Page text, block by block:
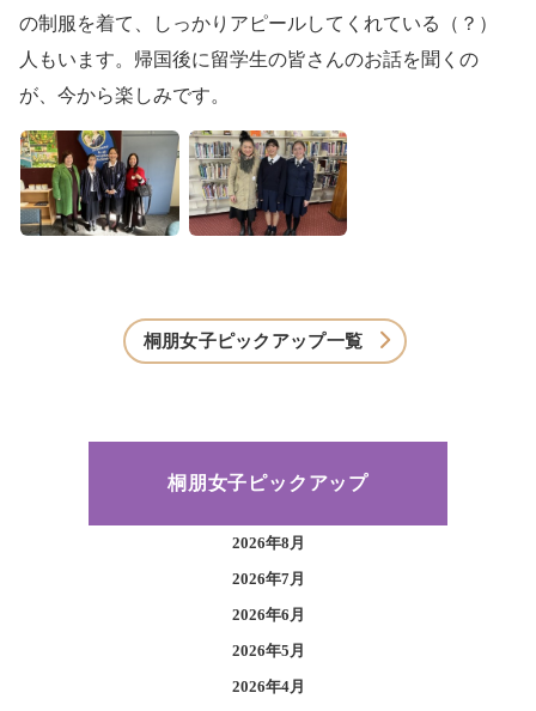
の制服を着て、しっかりアピールしてくれている（？）
人もいます。帰国後に留学生の皆さんのお話を聞くの
が、今から楽しみです。
桐朋女子ピックアップ一覧
桐朋女子ピックアップ
2026年8月
2026年7月
2026年6月
2026年5月
2026年4月